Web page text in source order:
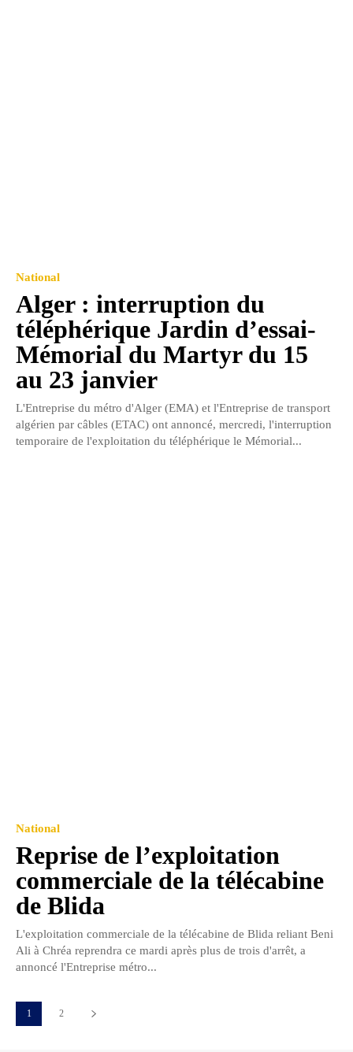
National
Alger : interruption du
téléphérique Jardin d’essai-
Mémorial du Martyr du 15
au 23 janvier
L'Entreprise du métro d'Alger (EMA) et l'Entreprise de transport
algérien par câbles (ETAC) ont annoncé, mercredi, l'interruption
temporaire de l'exploitation du téléphérique le Mémorial...
National
Reprise de l’exploitation
commerciale de la télécabine
de Blida
L'exploitation commerciale de la télécabine de Blida reliant Beni
Ali à Chréa reprendra ce mardi après plus de trois d'arrêt, a
annoncé l'Entreprise métro...
1 2